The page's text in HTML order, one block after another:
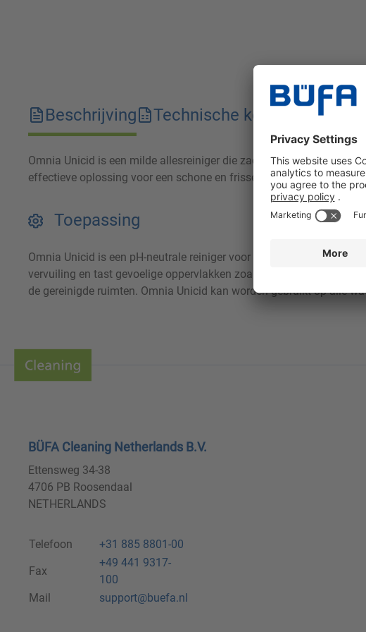
Beschrijving Technische kenmerken
Omnia Unicid is een milde allesreiniger die zacht is voor
effectieve oplossing voor een schone en frisse omgeving.
Toepassing
Omnia Unicid is een pH-neutrale reiniger voor een breed scala
vervuiling en tast gevoelige oppervlakken zoals marmer niet aan,
de gereinigde ruimten. Omnia Unicid kan worden gebruikt op alle
BÜFA Cleaning Netherlands B.V.
Ettensweg 34-38
4706 PB Roosendaal
NETHERLANDS
Telefoon
+31 885 8801-00
Fax
+49 441 9317-
100
Mail
support@buefa.nl